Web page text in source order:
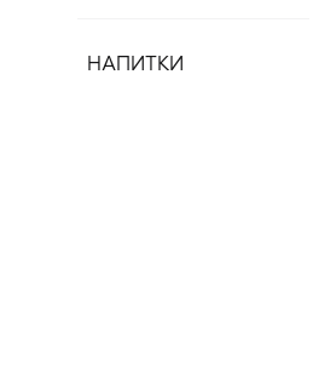
НАПИТКИ